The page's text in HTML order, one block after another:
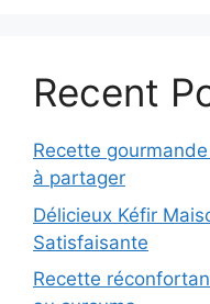
Recent
Recette
à partager
Délicieux Kéfir
Satisfaisante
Recette